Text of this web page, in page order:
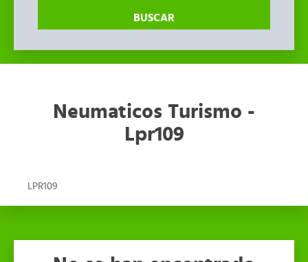
BUSCAR
Neumaticos Turismo -
Lpr109
LPR109